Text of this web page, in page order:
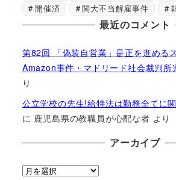
開催済
関大不当解雇事件
最近のコメント
第82回 「偽装自営業」是正を進める
Amazon事件・マドリード社会裁判所
り
公立学校の先生!給特法は勤務全てに
に 鹿児島県の教職員が心配な者 より
アーカイブ
ア